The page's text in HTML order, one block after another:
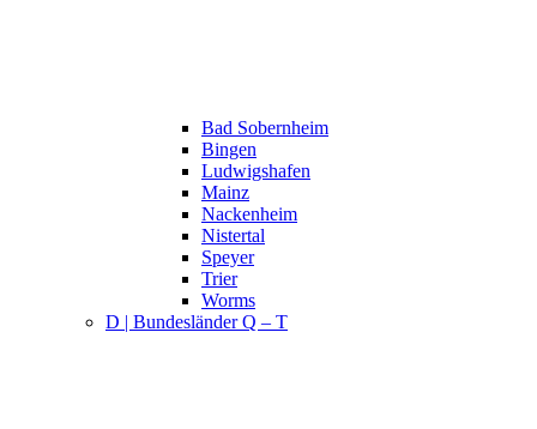
Bad Sobernheim
Bingen
Ludwigshafen
Mainz
Nackenheim
Nistertal
Speyer
Trier
Worms
D | Bundesländer Q – T